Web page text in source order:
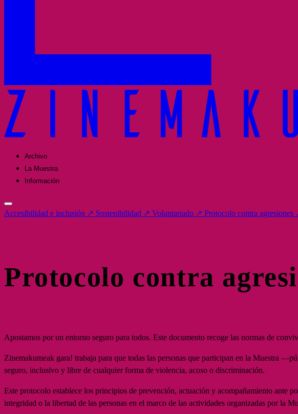
Archivo
La Muestra
Información
Accesibilidad e inclusión ↗ Sostenibilidad ↗ Voluntariado ↗ Protocolo contra agresiones
Protocolo contra
Apostamos por un entorno seguro para todos. Este documento recoge las normas de
Zinemakumeak gara! trabaja para que todas las personas que participan en la Muestra
seguro, inclusivo y libre de cualquier forma de violencia, acoso o discriminación.
Este protocolo establece los principios de prevención, actuación y acompañamiento
integridad o la libertad de las personas en el marco de las actividades organizadas por la